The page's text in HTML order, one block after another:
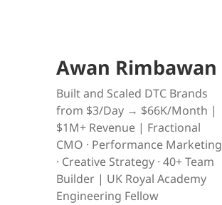
Awan Rimbawan
Built and Scaled DTC Brands
from $3/Day → $66K/Month |
$1M+ Revenue | Fractional
CMO · Performance Marketing
· Creative Strategy · 40+ Team
Builder | UK Royal Academy
Engineering Fellow